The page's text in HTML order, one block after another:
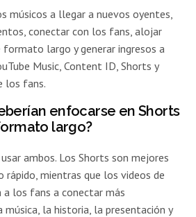
músicos a llegar a nuevos oyentes,
conectar con los fans, alojar
largo y generar ingresos a
Music, Content ID, Shorts y
los fans.
enfocarse en Shorts
largo?
ambos. Los Shorts son mejores
rápido, mientras que los videos de
los fans a conectar más
la historia, la presentación y